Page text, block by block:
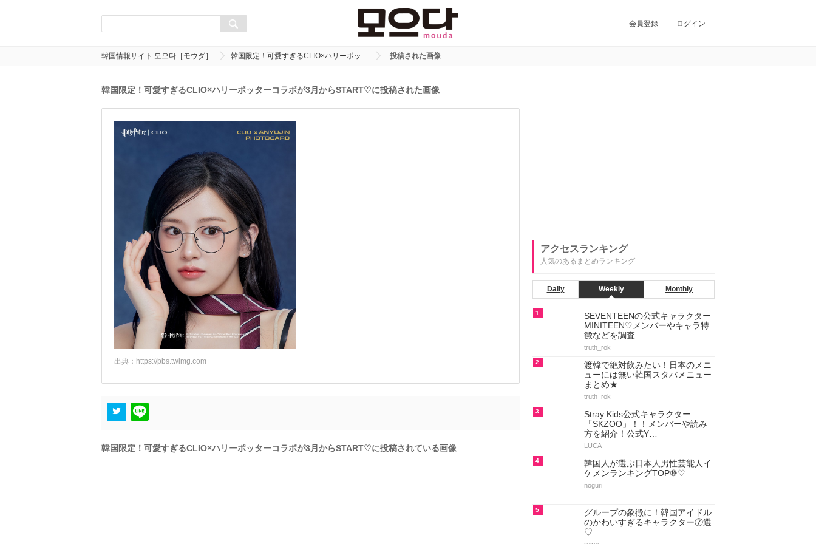
会員登録 ログイン
韓国情報サイト 모으다［モウダ］ 韓国限定！可愛すぎるCLIO×ハリーポッ… 投稿された画像
韓国限定！可愛すぎるCLIO×ハリーポッターコラボが3月からSTART♡に投稿された画像
出典： https://pbs.twimg.com
韓国限定！可愛すぎるCLIO×ハリーポッターコラボが3月からSTART♡に投稿されている画像
アクセスランキング
人気のあるまとめランキング
Daily Weekly Monthly
1
SEVENTEENの公式キャラクター
MINITEEN♡メンバーやキャラ特
徴などを調査…
truth_rok
2
渡韓で絶対飲みたい！日本のメニ
ューには無い韓国スタバメニュー
まとめ★
truth_rok
3
Stray Kids公式キャラクター
「SKZOO」！！メンバーや読み
方を紹介！公式Y…
LUCA
4
韓国人が選ぶ日本人男性芸能人イ
ケメンランキングTOP⑩♡
noguri
5
グループの象徴に！韓国アイドル
のかわいすぎるキャラクター⑦選
♡